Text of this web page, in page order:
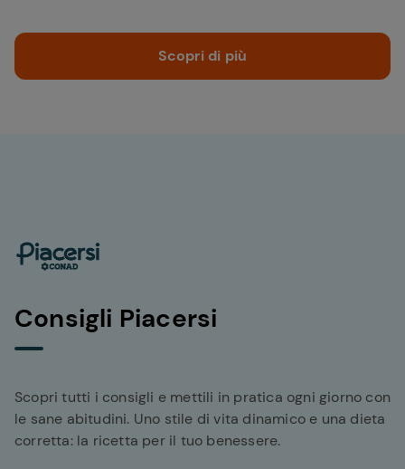
Scopri di più
Consigli Piacersi
Scopri tutti i consigli e mettili in pratica ogni giorno con
le sane abitudini. Uno stile di vita dinamico e una dieta
corretta: la ricetta per il tuo benessere.